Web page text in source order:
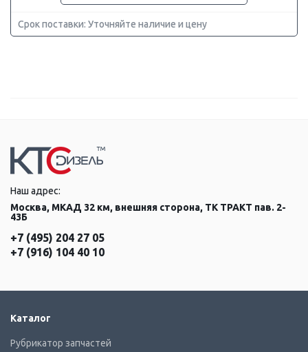
Срок поставки: Уточняйте наличие и цену
Наш адрес:
Москва, МКАД 32 км, внешняя сторона, ТК ТРАКТ пав. 2-
43Б
+7 (495) 204 27 05
+7 (916) 104 40 10
Каталог
Рубрикатор запчастей